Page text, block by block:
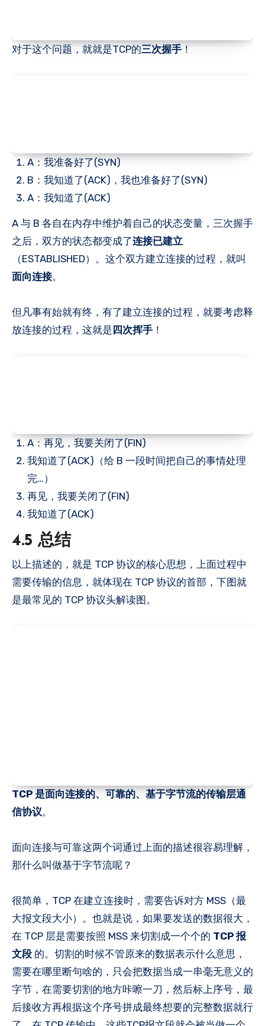
对于这个问题，就就是TCP的三次握手 ！
A：我准备好了(SYN)
B：我知道了(ACK)，我也准备好了(SYN)
A：我知道了(ACK)
A 与 B 各自在内存中维护着自己的状态变量，三次握手
之后，双方的状态都变成了连接已建立
（ESTABLISHED）。这个双方建立连接的过程，就叫
面向连接。
但凡事有始就有终，有了建立连接的过程，就要考虑释
放连接的过程，这就是 四次挥手 ！
A：再见，我要关闭了(FIN)
我知道了(ACK)（给 B 一段时间把自己的事情处理
完…）
再见，我要关闭了(FIN)
我知道了(ACK)
4.5 总结
以上描述的，就是 TCP 协议的核心思想，上面过程中
需要传输的信息，就体现在 TCP 协议的首部，下图就
是最常见的 TCP 协议头解读图。
TCP 是面向连接的、可靠的、基于字节流的传输层通
信协议。
面向连接与可靠这两个词通过上面的描述很容易理解，
那什么叫做基于字节流呢？
很简单，TCP 在建立连接时，需要告诉对方 MSS（最
大报文段大小）。也就是说，如果要发送的数据很大，
在 TCP 层是需要按照 MSS 来切割成一个个的 TCP 报
文段 的。切割的时候不管原来的数据表示什么意思，
需要在哪里断句啥的，只会把数据当成一串毫无意义的
字节，在需要切割的地方咔嚓一刀，然后标上序号，最
后接收方再根据这个序号拼成最终想要的完整数据就行